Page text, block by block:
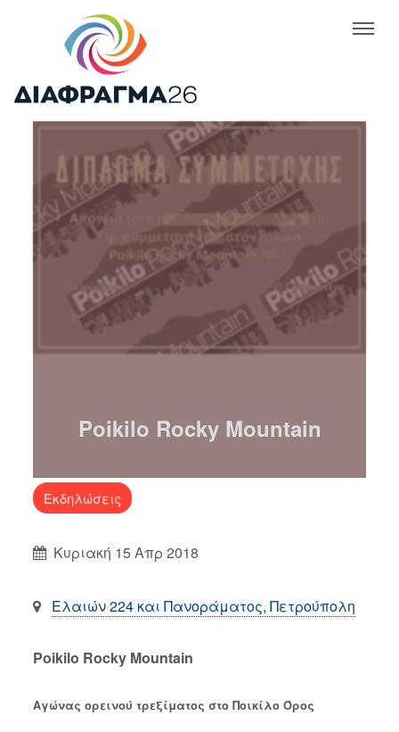
Poikilo Rocky Mountain
Εκδηλώσεις
Κυριακή 15 Απρ 2018
Ελαιών 224 και Πανοράματος, Πετρούπολη
Poikilo Rocky Mountain
Αγώνας ορεινού τρεξίματος στο Ποικίλο Όρος